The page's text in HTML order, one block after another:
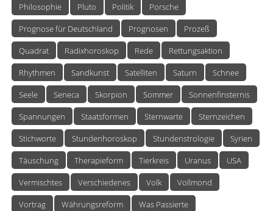
Philosophie
Pluto Politik
Porsche
Prognose für Deutschland
Prognosen
Prozeß
Quadrat
Radixhoroskop Rede
Rettungsaktion
Rhythmen
Sandkunst Satelliten Saturn
Schnee
Seele
Seneca Skorpion Sommer
Sonnenfinsternis
Spannungen
Staatsformen Sternwarte
Sternzeichen
Stichworte
Stundenhoroskop Stundenstrologie
Syrien
Täuschung
Therapieform Tierkreis Uranus
USA
Vermischtes
Verschiedenes Volk
Vollmond
Vortrag
Währungsreform Was Passierte